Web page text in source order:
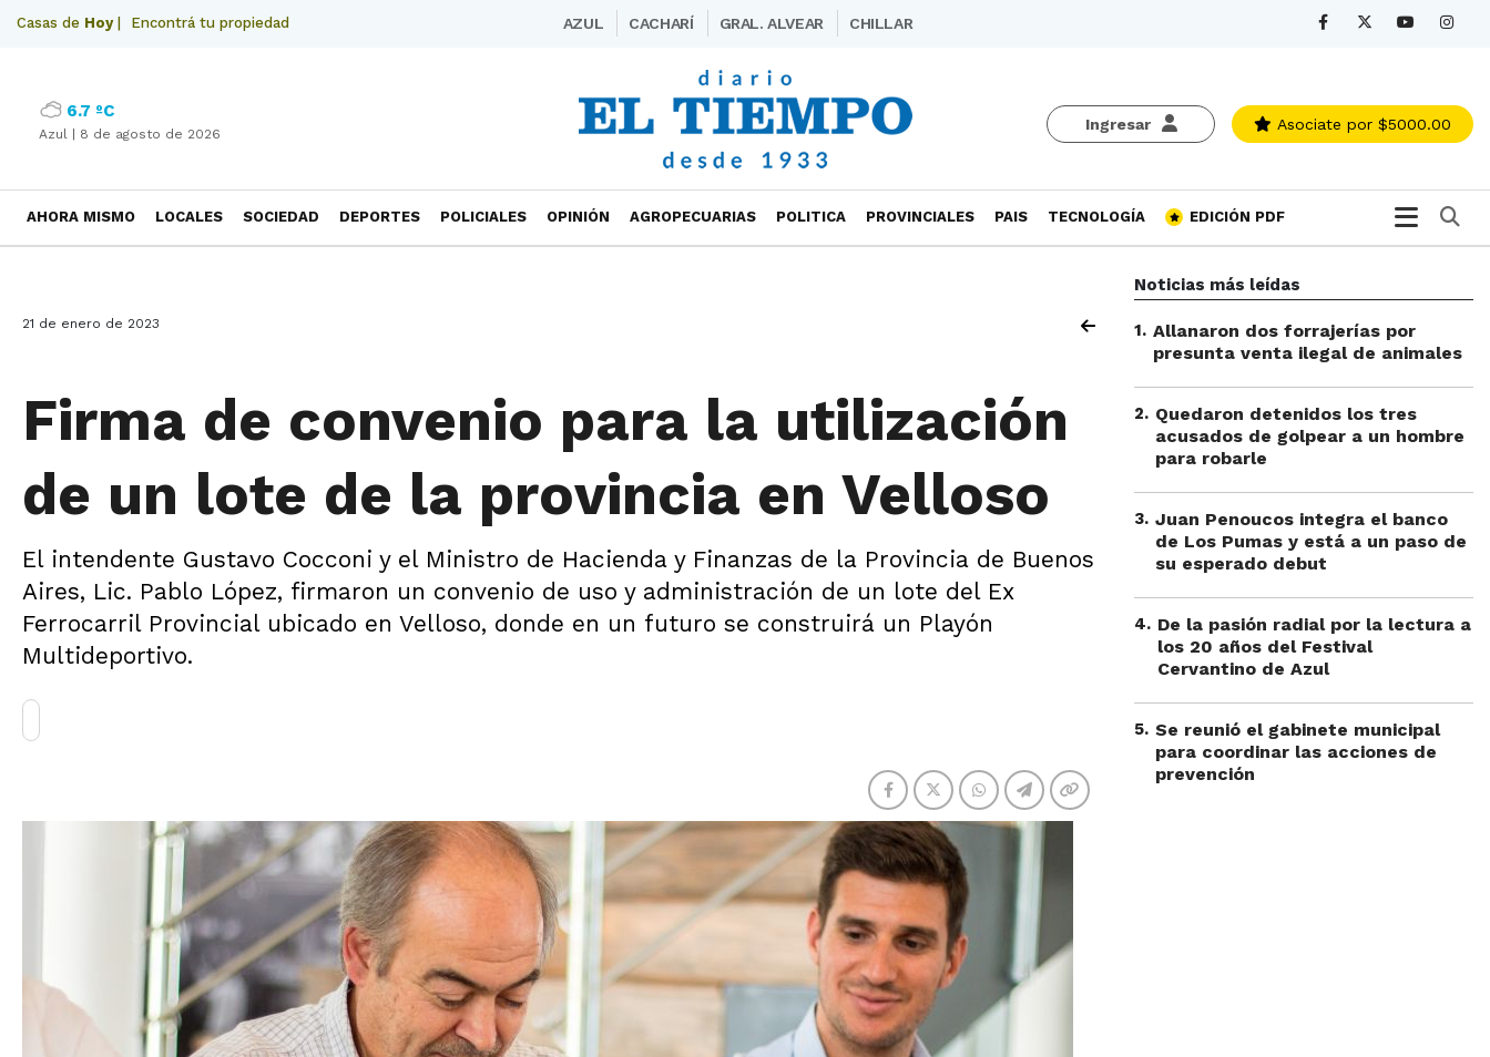
Casas de Hoy| Encontrá tu propiedad AZUL CACHARÍ GRAL. ALVEAR CHILLAR
Ingresar Asociate por $5000.00
6.7 ºC
Azul | 8 de agosto de 2026
AHORA MISMO LOCALES SOCIEDAD DEPORTES POLICIALES OPINIÓN AGROPECUARIAS POLITICA PROVINCIALES PAIS TECNOLOGÍA EDICIÓN PDF
21 de enero de 2023
Firma de convenio para la utilización
de un lote de la provincia en Velloso
El intendente Gustavo Cocconi y el Ministro de Hacienda y Finanzas de la Provincia de Buenos
Aires, Lic. Pablo López, firmaron un convenio de uso y administración de un lote del Ex
Ferrocarril Provincial ubicado en Velloso, donde en un futuro se construirá un Playón
Multideportivo.
Noticias más leídas
1. Allanaron dos forrajerías por
presunta venta ilegal de animales
2. Quedaron detenidos los tres
acusados de golpear a un hombre
para robarle
3. Juan Penoucos integra el banco
de Los Pumas y está a un paso de
su esperado debut
4. De la pasión radial por la lectura a
los 20 años del Festival
Cervantino de Azul
5. Se reunió el gabinete municipal
para coordinar las acciones de
prevención